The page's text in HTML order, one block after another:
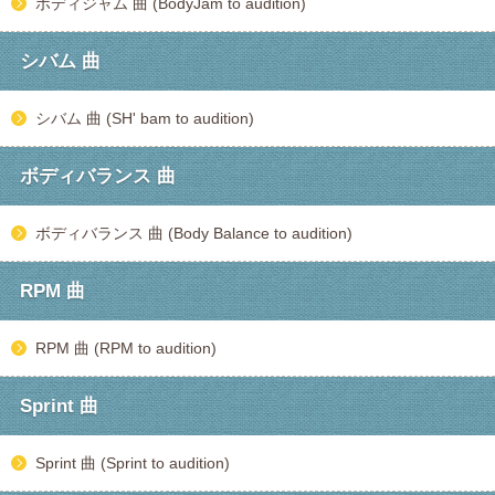
シバム 曲
シバム 曲 (SH' bam to audition)
ボディバランス 曲
ボディバランス 曲 (Body Balance to audition)
RPM 曲
RPM 曲 (RPM to audition)
Sprint 曲
Sprint 曲 (Sprint to audition)